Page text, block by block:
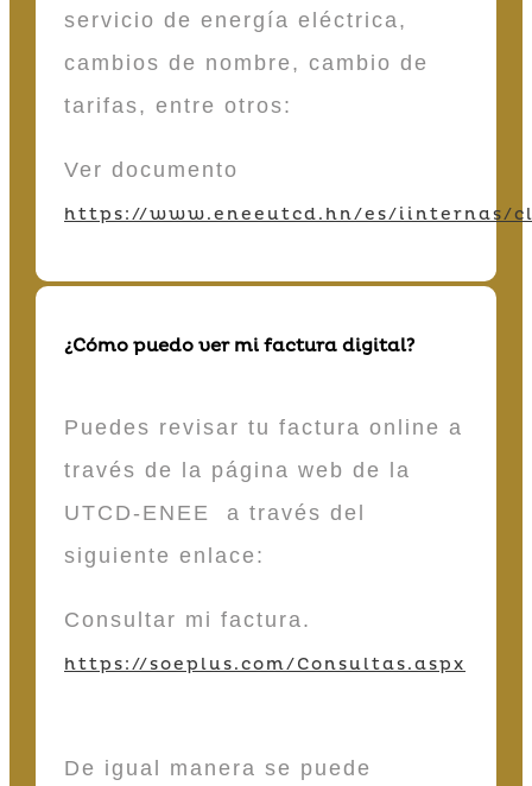
servicio de energía eléctrica,
cambios de nombre, cambio de
tarifas, entre otros:
Ver documento
https://www.eneeutcd.hn/es/iinternas/
¿Cómo puedo ver mi factura digital?
Puedes revisar tu factura online a
través de la página web de la
UTCD-ENEE a través del
siguiente enlace:
Consultar mi factura.
https://soeplus.com/Consultas.aspx
De igual manera se puede